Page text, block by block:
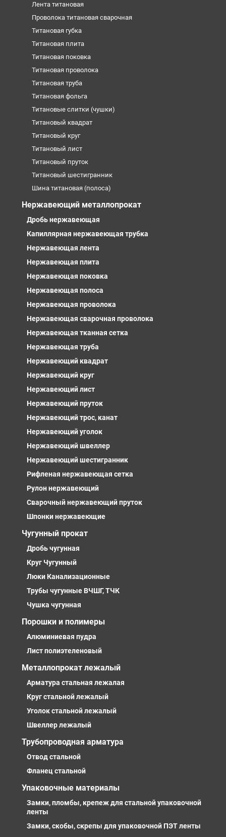
Лента титановая
Проволока титановая сварочная
Титановая губка
Титановая плита
Титановая поковка
Титановая проволока
Титановая труба
Титановая фольга
Титановые слитки (чушки)
Титановый квадрат
Титановый круг
Титановый лист
Титановый пруток
Титановый шестигранник
Шина титановая (полоса)
Нержавеющий металлопрокат
Дробь нержавеющая
Капиллярная нержавеющая трубка
Нержавеющая лента
Нержавеющая плита
Нержавеющая поковка
Нержавеющая полоса
Нержавеющая проволока
Нержавеющая сварочная проволока
Нержавеющая тканная сетка
Нержавеющая труба
Нержавеющий квадрат
Нержавеющий круг
Нержавеющий лист
Нержавеющий пруток
Нержавеющий трос, канат
Нержавеющий уголок
Нержавеющий швеллер
Нержавеющий шестигранник
Рифленая нержавеющая сетка
Рулон нержавеющий
Сварочный нержавеющий пруток
Шпонки нержавеющие
Чугунный прокат
Дробь чугунная
Круг Чугунный
Люки Канализационные
Трубы чугунные ВЧШГ, ТЧК
Чушка чугунная
Порошки и полимеры
Алюминиевая пудра
Лист полиэтеленовый
Металлопрокат лежалый
Арматура стальная лежалая
Круг стальной лежалый
Уголок стальной лежалый
Швеллер лежалый
Трубопроводная арматура
Отвод стальной
Фланец стальной
Упаковочные материалы
Замки, пломбы, крепеж для стальной упаковочной
ленты
Замки, скобы, скрепы для упаковочной ПЭТ ленты